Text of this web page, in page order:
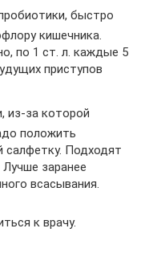
быстро
кишечника.
по 1 ст. л. каждые 5
приступов
из-за которой
положить
салфетку. Подходят
Лучше заранее
всасывания.
к врачу.